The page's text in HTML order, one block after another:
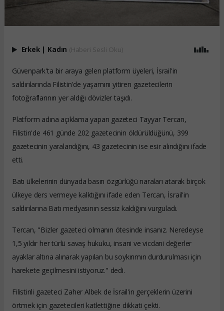
Erkek Kadın (Haberi Sesli Oku)
Güvenpark'ta bir araya gelen platform üyeleri, İsrail'in
saldırılarında Filistin'de yaşamını yitiren gazetecilerin
fotoğraflarının yer aldığı dövizler taşıdı.
Platform adına açıklama yapan gazeteci Tayyar Tercan,
Filistin'de 461 günde 202 gazetecinin öldürüldüğünü, 399
gazetecinin yaralandığını, 43 gazetecinin ise esir alındığını ifade
etti.
Batı ülkelerinin dünyada basın özgürlüğü naraları atarak birçok
ülkeye ders vermeye kalktığını ifade eden Tercan, İsrail'in
saldırılarına Batı medyasının sessiz kaldığını vurguladı.
Tercan, "Bizler gazeteci olmanın ötesinde insanız. Neredeyse
1,5 yıldır her türlü savaş hukuku, insani ve vicdani değerler
ayaklar altına alınarak yapılan bu soykırımın durdurulması için
harekete geçilmesini istiyoruz." dedi.
Filistinli gazeteci Zaher Albek de İsrail'in gerçeklerin üzerini
örtmek için gazetecileri katlettiğine dikkati çekti.